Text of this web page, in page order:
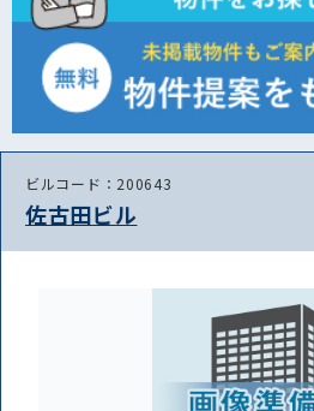
ビルコード：200643
佐古田ビル